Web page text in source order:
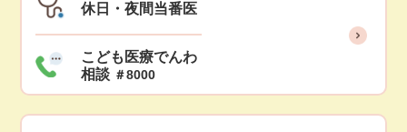
休日・夜間当番医
こども医療でんわ
相談 ＃8000